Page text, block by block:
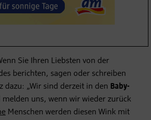
Besuch, sondern in Ihrer Wochenbett-
Sie Ihren Liebsten von der
berichten, sagen oder schreiben
dazu: „Wir sind derzeit in den Baby-
melden uns, wenn wir wieder zurück
Menschen werden diesen Wink mit